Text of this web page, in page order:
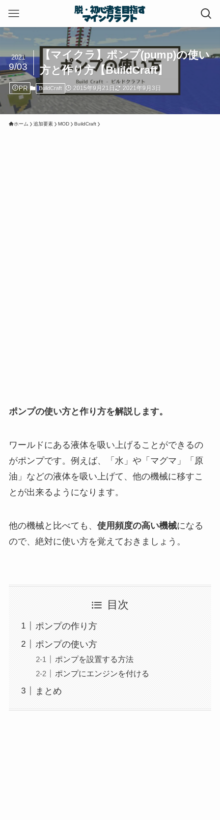
【マイクラ】ポンプ(pump)の使い
方と作り方【BuildCraft】
2021
9/03
PR BuildCraft 2015年9月21日 2021年9月3日
ホーム 追加要素 MOD BuildCraft
ポンプの使い方と作り方を解説します。
ワールドにある液体を吸い上げることができるの
がポンプです。例えば、「水」や「マグマ」「原
油」などの液体を吸い上げて、他の機械に移すこ
とが出来るようになります。
他の機械と比べても、 使用頻度の高い機械になる
ので、絶対に使い方を覚えておきましょう。
目次
ポンプの作り方
ポンプの使い方
ポンプを設置する方法
ポンプにエンジンを付ける
まとめ